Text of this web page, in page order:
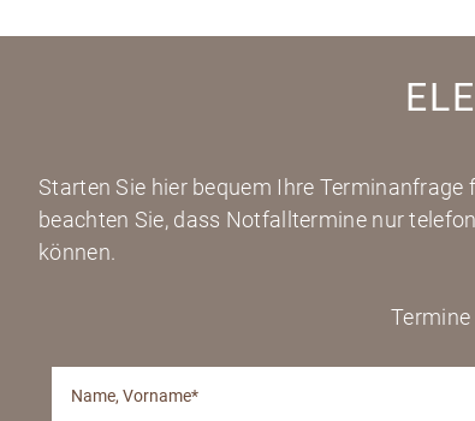
Starten Sie hier bequem Ihre Terminanfrage
beachten Sie, dass Notfalltermine nur
können.